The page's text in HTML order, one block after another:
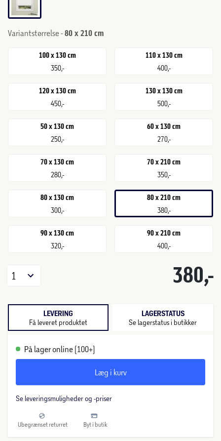
Variantstørrelse -80 x 210 cm
100 x 130 cm
350,-
110 x 130 cm
400,-
120 x 130 cm
450,-
130 x 130 cm
500,-
50 x 130 cm
250,-
60 x 130 cm
270,-
70 x 130 cm
280,-
70 x 210 cm
350,-
80 x 130 cm
300,-
80 x 210 cm
380,-
90 x 130 cm
320,-
90 x 210 cm
400,-
380,-
1
LEVERING
Få leveret produktet
LAGERSTATUS
Se lagerstatus i butikker
På lager online (100+)
Læg i kurv
Se leveringsmuligheder og -priser
Ubegrænset returret Byt i butik